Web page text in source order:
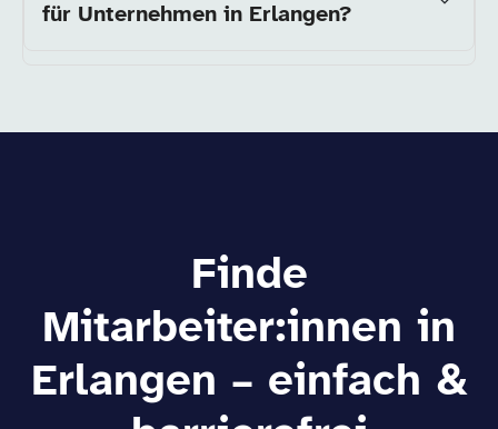
für Unternehmen in Erlangen?
Finde
Mitarbeiter:innen in
Erlangen – einfach &